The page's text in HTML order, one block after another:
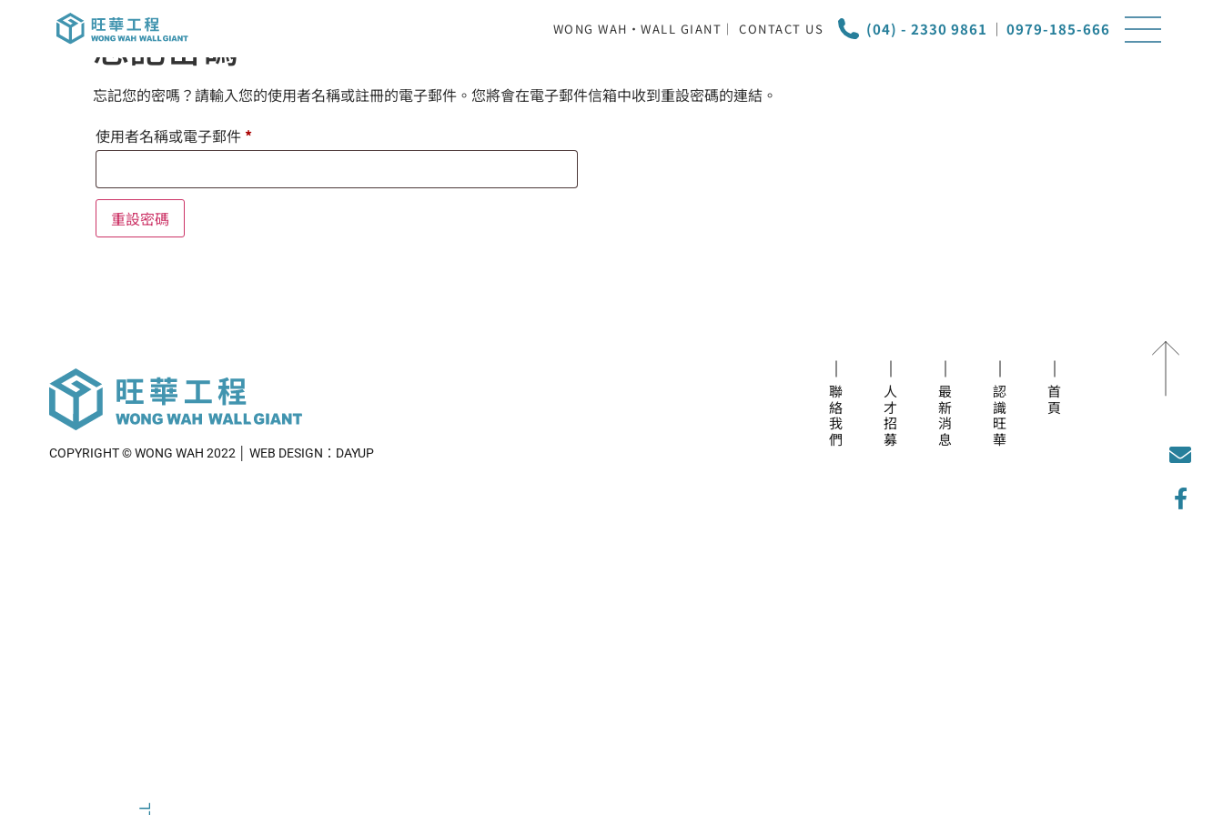
WONG WAH·WALL GIANT｜ CONTACT US (04) - 2330 9861 ｜0979-185-666
忘記密碼
忘記您的密嗎？請輸入您的使用者名稱或註冊的電子郵件。您將會在電子郵件信箱中收到重設密碼的連結。
使用者名稱或電子郵件 *
重設密碼
COPYRIGHT © WONG WAH 2022 │ WEB DESIGN：DAYUP
聯絡我們 人才招募 最新消息 認識旺華 首頁